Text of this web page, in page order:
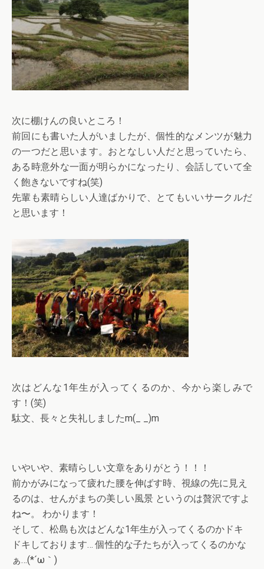
次に棚けんの良いところ！
前回にも書いた人がいましたが、個性的なメンツが魅力
の一つだと思います。おとなしい人だと思っていたら、
ある時意外な一面が明らかになったり、会話していて全
く飽きないですね(笑)
先輩も素晴らしい人達ばかりで、とてもいいサークルだ
と思います！
次はどんな1年生が入ってくるのか、今から楽しみで
す！(笑)
駄文、長々と失礼しましたm(_ _)m
いやいや、素晴らしい文章をありがとう！！！
前かがみになって疲れた腰を伸ばす時、視線の先に見え
るのは、せんがまちの美しい風景 というのは贅沢ですよ
ね〜。 わかります！
そして、松島も次はどんな1年生が入ってくるのかドキ
ドキしております… 個性的な子たちが入ってくるのかな
ぁ…(*´ω｀)